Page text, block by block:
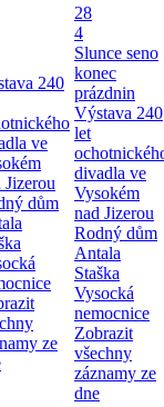
240
ve
Jizerou
dům
ze
28
4
Slunce seno
konec
prázdnin
Výstava 240
let
divadla ve
Vysokém
nad Jizerou
Rodný dům
Antala
Staška
Vysocká
nemocnice
Zobrazit
všechny
záznamy ze
dne